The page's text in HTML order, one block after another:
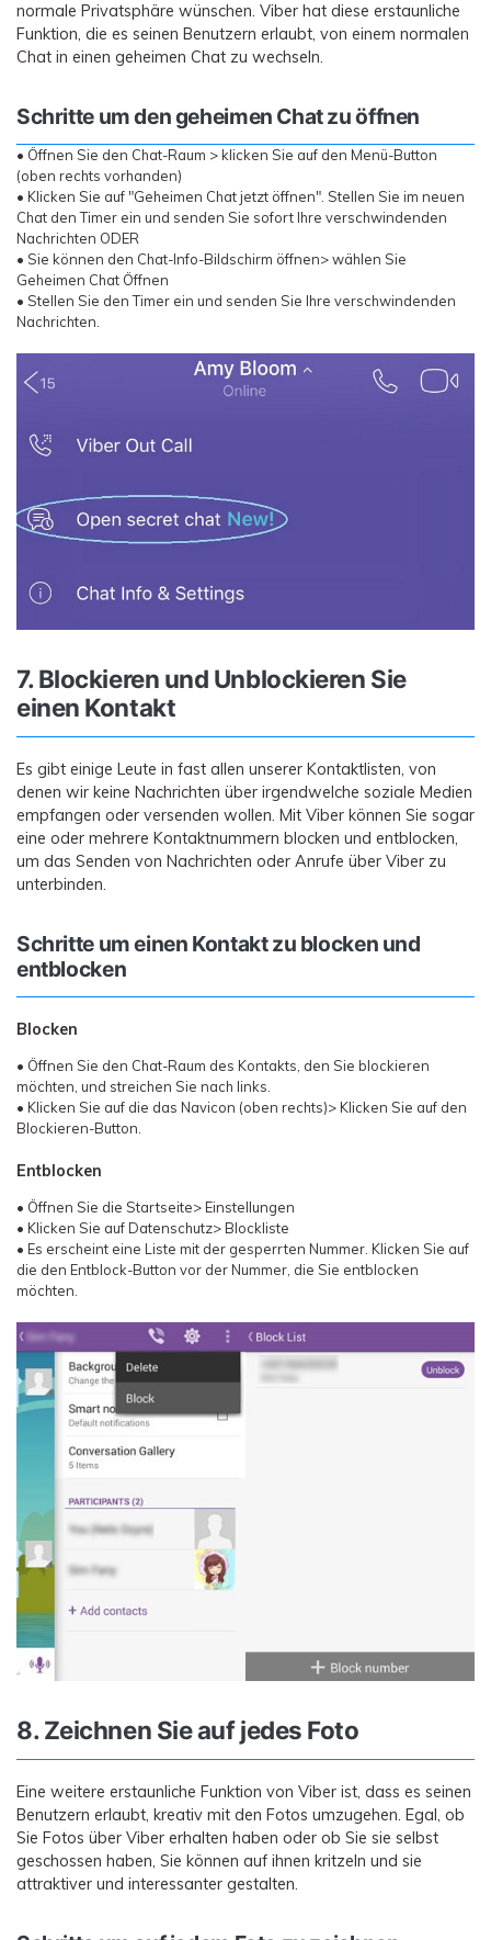
normale Privatsphäre wünschen. Viber hat diese erstaunliche
Funktion, die es seinen Benutzern erlaubt, von einem normalen
Chat in einen geheimen Chat zu wechseln.
Schritte um den geheimen Chat zu öffnen
• Öffnen Sie den Chat-Raum > klicken Sie auf den Menü-Button
(oben rechts vorhanden)
• Klicken Sie auf "Geheimen Chat jetzt öffnen". Stellen Sie im neuen
Chat den Timer ein und senden Sie sofort Ihre verschwindenden
Nachrichten ODER
• Sie können den Chat-Info-Bildschirm öffnen> wählen Sie
Geheimen Chat Öffnen
• Stellen Sie den Timer ein und senden Sie Ihre verschwindenden
Nachrichten.
7. Blockieren und Unblockieren Sie
einen Kontakt
Es gibt einige Leute in fast allen unserer Kontaktlisten, von
denen wir keine Nachrichten über irgendwelche soziale Medien
empfangen oder versenden wollen. Mit Viber können Sie sogar
eine oder mehrere Kontaktnummern blocken und entblocken,
um das Senden von Nachrichten oder Anrufe über Viber zu
unterbinden.
Schritte um einen Kontakt zu blocken und
entblocken
Blocken
• Öffnen Sie den Chat-Raum des Kontakts, den Sie blockieren
möchten, und streichen Sie nach links.
• Klicken Sie auf die das Navicon (oben rechts)> Klicken Sie auf den
Blockieren-Button.
Entblocken
• Öffnen Sie die Startseite> Einstellungen
• Klicken Sie auf Datenschutz> Blockliste
• Es erscheint eine Liste mit der gesperrten Nummer. Klicken Sie auf
die den Entblock-Button vor der Nummer, die Sie entblocken
möchten.
8. Zeichnen Sie auf jedes Foto
Eine weitere erstaunliche Funktion von Viber ist, dass es seinen
Benutzern erlaubt, kreativ mit den Fotos umzugehen. Egal, ob
Sie Fotos über Viber erhalten haben oder ob Sie sie selbst
geschossen haben, Sie können auf ihnen kritzeln und sie
attraktiver und interessanter gestalten.